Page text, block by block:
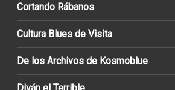
Cortando Rábanos
Cultura Blues de Visita
De los Archivos de Kosmoblue